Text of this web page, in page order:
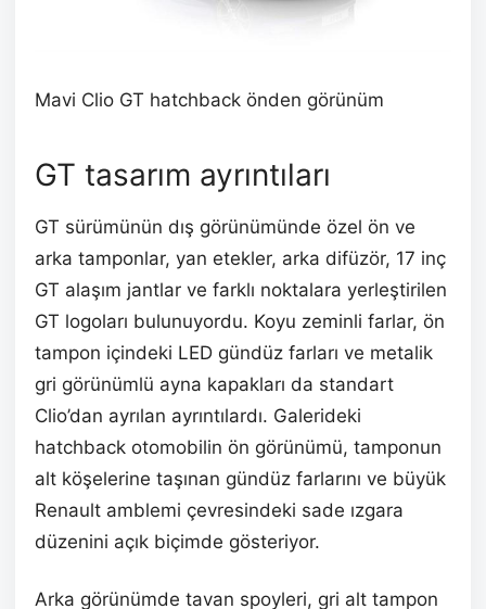
Mavi Clio GT hatchback önden görünüm
GT tasarım ayrıntıları
GT sürümünün dış görünümünde özel ön ve
arka tamponlar, yan etekler, arka difüzör, 17 inç
GT alaşım jantlar ve farklı noktalara yerleştirilen
GT logoları bulunuyordu. Koyu zeminli farlar, ön
tampon içindeki LED gündüz farları ve metalik
gri görünümlü ayna kapakları da standart
Clio’dan ayrılan ayrıntılardı. Galerideki
hatchback otomobilin ön görünümü, tamponun
alt köşelerine taşınan gündüz farlarını ve büyük
Renault amblemi çevresindeki sade ızgara
düzenini açık biçimde gösteriyor.
Arka görünümde tavan spoyleri, gri alt tampon